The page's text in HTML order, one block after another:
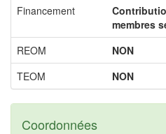
Financement
membres
REOM
NON
TEOM NON
Coordonnées